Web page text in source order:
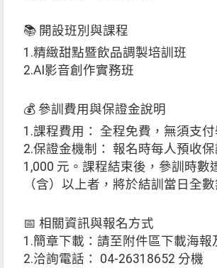
📚 開設班別與課程
1.精緻甜點暨飲品調製培訓班
2.AI影音創作實務班
💰 參訓費用與保證金說明
1.課程費用： 全程免費，無須支付
2.保證金機制： 報名時每人預收
1,000 元。課程結束後，參訓時數
（含）以上者，將於結訓當日全
📅 相關資訊與報名方式
1.簡章下載：請至附件區下載海報
2.洽詢電話： 04-26318652 分機